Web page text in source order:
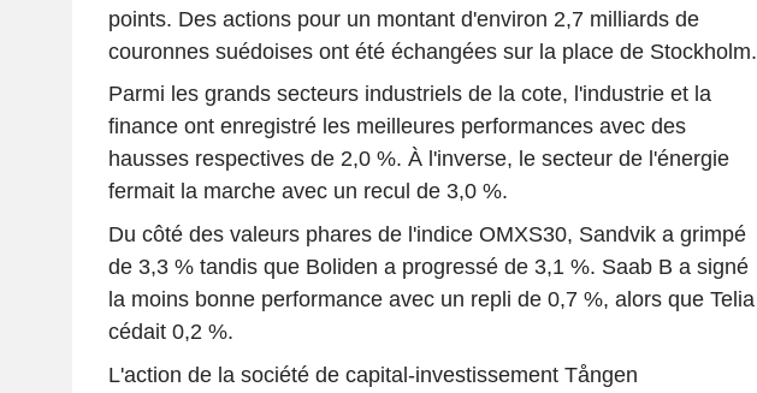
points. Des actions pour un montant d'environ 2,7 milliards de
couronnes suédoises ont été échangées sur la place de Stockholm.
Parmi les grands secteurs industriels de la cote, l'industrie et la
finance ont enregistré les meilleures performances avec des
hausses respectives de 2,0 %. À l'inverse, le secteur de l'énergie
fermait la marche avec un recul de 3,0 %.
Du côté des valeurs phares de l'indice OMXS30, Sandvik a grimpé
de 3,3 % tandis que Boliden a progressé de 3,1 %. Saab B a signé
la moins bonne performance avec un repli de 0,7 %, alors que Telia
cédait 0,2 %.
L'action de la société de capital-investissement Tången